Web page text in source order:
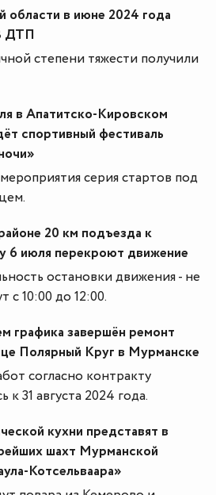
области в июне 2024 года
ДТП
степени тяжести получили
в Апатитско-Кировском
спортивный фестиваль
серия стартов под
20 км подъезда к
6 июля перекроют движение
остановки движения - не
с 10:00 до 12:00.
графика завершён ремонт
Полярный Круг в Мурманске
согласно контракту
к 31 августа 2024 года.
кухни представят в
шахт Мурманской
Котсельваара»